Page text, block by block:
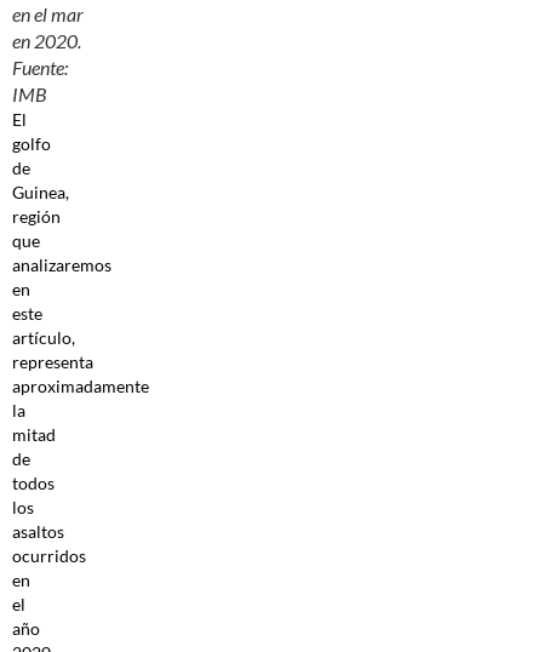
en el mar
en 2020.
Fuente:
IMB
El
golfo
de
Guinea,
región
que
analizaremos
en
este
artículo,
representa
aproximadamente
la
mitad
de
todos
los
asaltos
ocurridos
en
el
año